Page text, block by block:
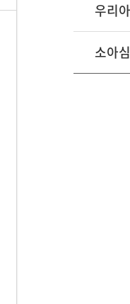
우리
소아